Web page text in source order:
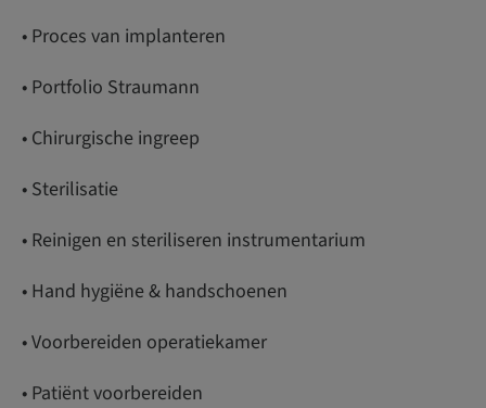
• Proces van implanteren
• Portfolio Straumann
• Chirurgische ingreep
• Sterilisatie
• Reinigen en steriliseren instrumentarium
• Hand hygiëne & handschoenen
• Voorbereiden operatiekamer
• Patiënt voorbereiden